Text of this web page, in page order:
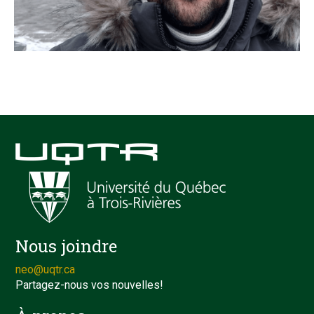
Nous joindre
neo@uqtr.ca
Partagez-nous vos nouvelles!